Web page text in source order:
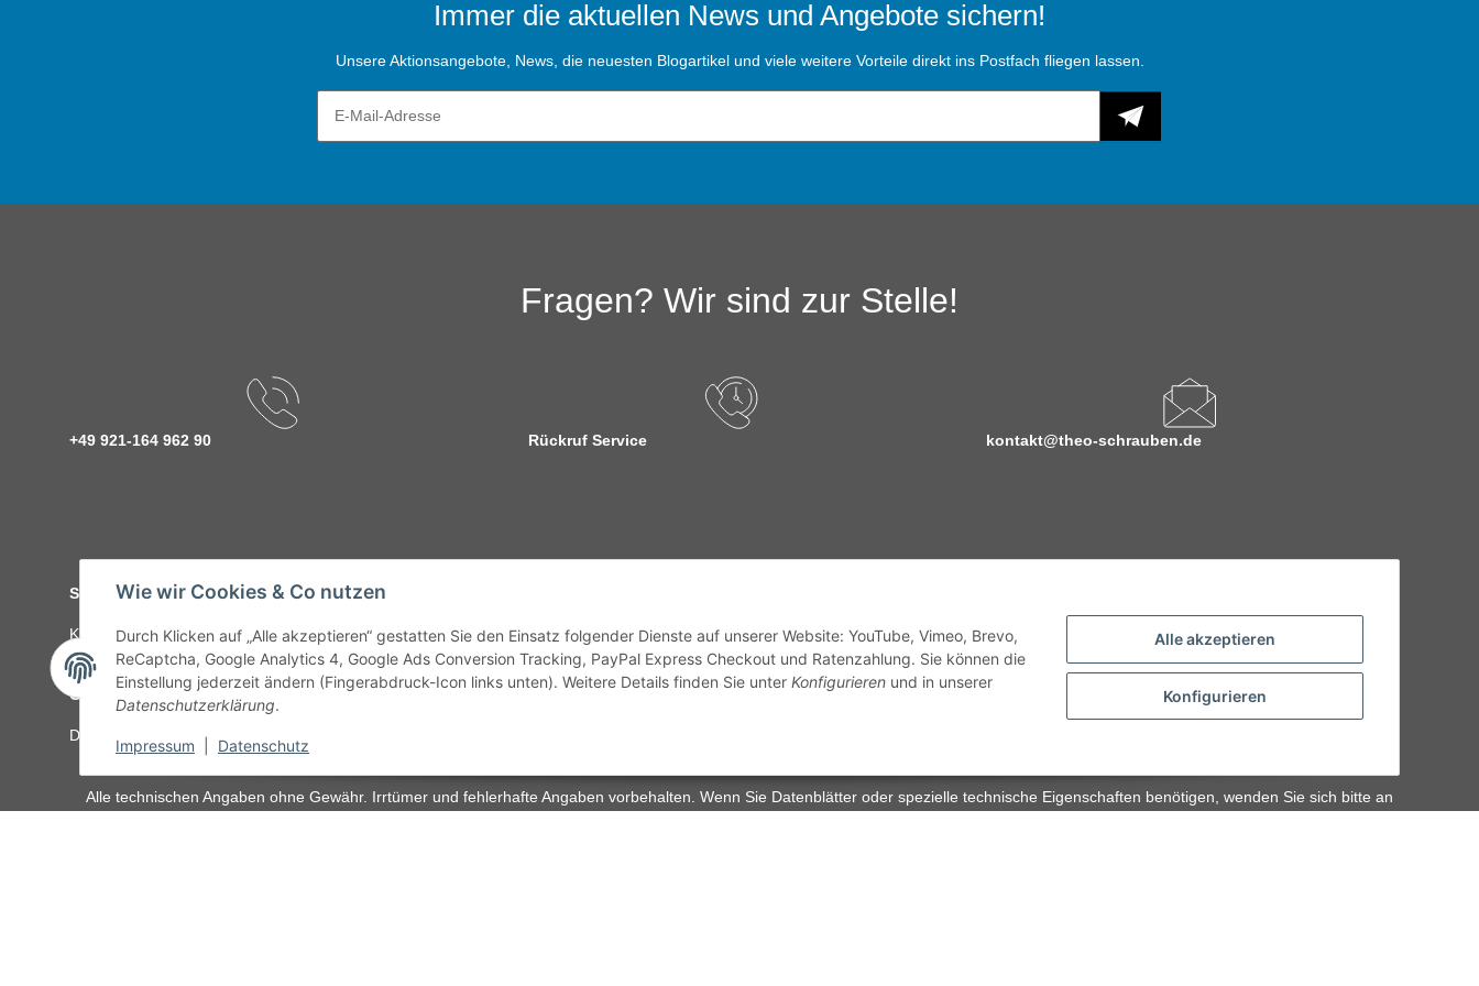
Alle akzeptieren
Konfigurieren
Wie wir Cookies & Co nutzen
Durch Klicken auf „Alle akzeptieren“ gestatten Sie den Einsatz folgender Dienste auf unserer Website: YouTube, Vimeo, Brevo,
ReCaptcha, Google Analytics 4, Google Ads Conversion Tracking, PayPal Express Checkout und Ratenzahlung. Sie können die
Einstellung jederzeit ändern (Fingerabdruck-Icon links unten). Weitere Details finden Sie unter Konfigurieren und in unserer
Datenschutzerklärung.
Impressum Datenschutz
Immer die aktuellen News und Angebote sichern!
Unsere Aktionsangebote, News, die neuesten Blogartikel und viele weitere Vorteile direkt ins Postfach fliegen lassen.
Fragen? Wir sind zur Stelle!
+49 921-164 962 90 Rückruf Service kontakt@theo-schrauben.de
Service
Kontakt C-Teile Management Sonderteile Karriere Versandinformationen
Gesetzliche Informationen
Datenschutz AGB
Alle technischen Angaben ohne Gewähr. Irrtümer und fehlerhafte Angaben vorbehalten. Wenn Sie Datenblätter oder spezielle technische Eigenschaften benötigen, wenden Sie sich bitte an